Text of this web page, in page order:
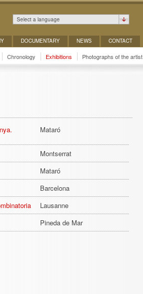
Select a language
CONTACT
NEWS
DOCUMENTARY
Photographs of the artist
Exhibitions
Chronology
Mataró
Montserrat
Mataró
Barcelona
Lausanne
Pineda de Mar